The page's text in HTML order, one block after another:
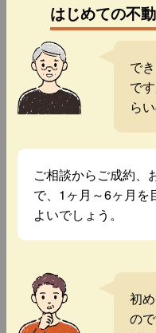
はじめての不
で
で
ら
ご相談からご成約、
で、1ヶ月～6ヶ月を
よいでしょう。
初
の